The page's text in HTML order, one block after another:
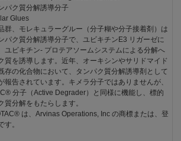
パク質分解誘導分子
Glues
群、モレキュラーグルー（分子糊や分子接着剤）は
パク質分解誘導分子で、ユビキチンE3 リガーゼに
ユビキチン- プロテアソームシステムによる分解へ
質を誘導します。近年、オーキシンやサリドマイド
存の化合物において、タンパク質分解誘導剤として
報告されています。キメラ分子ではありませんが、
分子（Active Degrader）と同様に機能し、標的
質分解をもたらします。
は、Arvinas Operations, Inc の商標または、登
す。